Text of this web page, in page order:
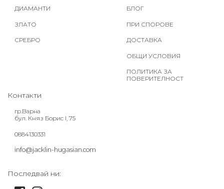
ДИАМАНТИ
ЗЛАТО
СРЕБРО
БЛОГ
ПРИ СПОРОВЕ
ДОСТАВКА
ОБЩИ УСЛОВИЯ
ПОЛИТИКА ЗА
ПОВЕРИТЕЛНОСТ
Контакти
гр.Варна
бул. Княз Борис I, 75
0884130331
info@jacklin-hugasian.com
Последвай ни: